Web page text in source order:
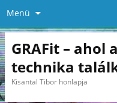
Menü
GRAFit – ahol
technika
Kisantal Tibor honlapja